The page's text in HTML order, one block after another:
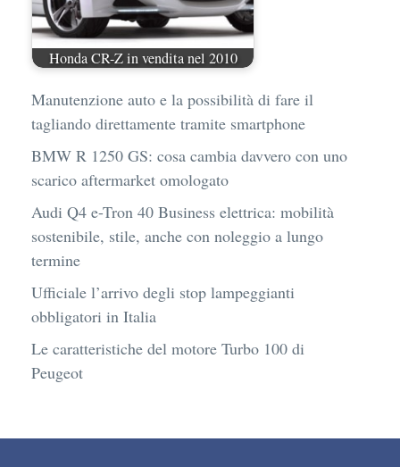
Honda CR-Z in vendita nel 2010
Manutenzione auto e la possibilità di fare il
tagliando direttamente tramite smartphone
BMW R 1250 GS: cosa cambia davvero con uno
scarico aftermarket omologato
Audi Q4 e-Tron 40 Business elettrica: mobilità
sostenibile, stile, anche con noleggio a lungo
termine
Ufficiale l’arrivo degli stop lampeggianti
obbligatori in Italia
Le caratteristiche del motore Turbo 100 di
Peugeot